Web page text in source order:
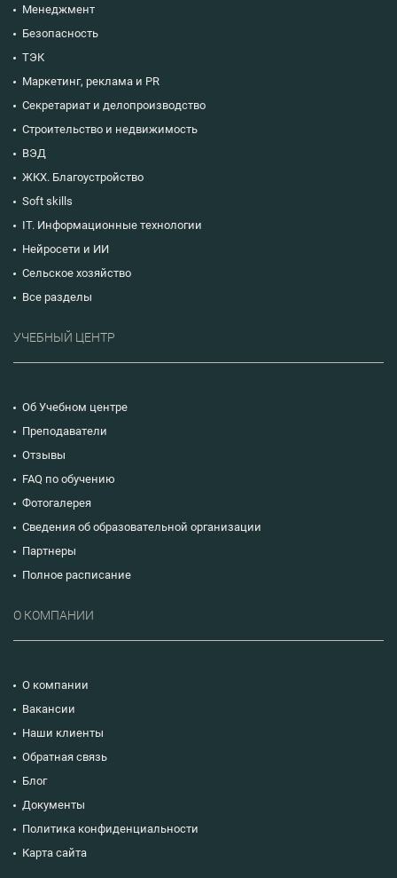
Менеджмент
Безопасность
ТЭК
Маркетинг, реклама и PR
Секретариат и делопроизводство
Строительство и недвижимость
ВЭД
ЖКХ. Благоустройство
Soft skills
IT. Информационные технологии
Нейросети и ИИ
Сельское хозяйство
Все разделы
УЧЕБНЫЙ ЦЕНТР
Об Учебном центре
Преподаватели
Отзывы
FAQ по обучению
Фотогалерея
Сведения об образовательной организации
Партнеры
Полное расписание
О КОМПАНИИ
О компании
Вакансии
Наши клиенты
Обратная связь
Блог
Документы
Политика конфиденциальности
Карта сайта